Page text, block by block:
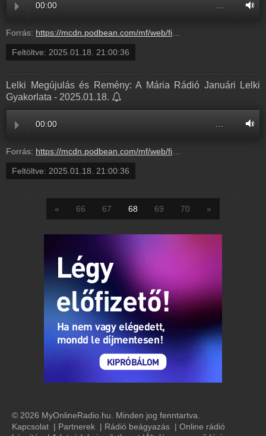
00:00 …
Forrás: https://mcdn.podbean.com/mf/web/fiuspcwdm6sawusv/Alm_dial_gus_25jan_Lupus_0116aaagt-pwr386-Optimized.mp3
Feltöltve: 2025.01.18. 21:00:36
Lelki Megújulás és Remény: A Mária Rádió Januári Lelki
Gyakorlata - 2025.01.18.
00:00
Forrás: https://mcdn.podbean.com/mf/web/fiuspcwdm6sawusv/Alm_dial_gus_25jan_Lupus_0116aaagt-pwr386-Optimized.mp3
Feltöltve: 2025.01.18. 21:00:36
« 66 67 68 69 70 »
© 2026 MyOnlineRadio.hu. Minden jog fenntartva.
Kapcsolat | Partnerek | Rádió beágyazás | Online rádió